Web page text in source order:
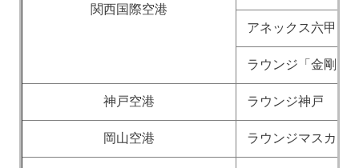
関西国際空港
アネックス六甲
ラウンジ「金剛」
神戸空港 ラウンジ神戸
岡山空港 ラウンジマスカッ